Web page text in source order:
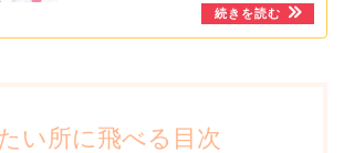
い所に飛べる目次